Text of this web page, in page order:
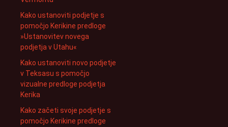
Kako ustanoviti podjetje s
pomočjo Kerikine predloge
»Ustanovitev novega
podjetja v Utahu«
Kako ustanoviti novo podjetje
v Teksasu s pomočjo
vizualne predloge podjetja
Kerika
Kako začeti svoje podjetje s
pomočjo Kerikine predloge